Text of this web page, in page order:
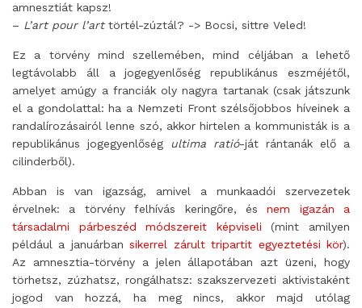
amnesztiát kapsz!
– L’art pour l’arttörtél-zúztál? -> Bocsi, sittre Veled!
Ez a törvény mind szellemében, mind céljában a lehető
legtávolabb áll a jogegyenlőség republikánus eszméjétől,
amelyet amúgy a franciák oly nagyra tartanak (csak játszunk
el a gondolattal: ha a Nemzeti Front szélsőjobbos híveinek a
randalírozásairól lenne szó, akkor hirtelen a kommunisták is a
republikánus jogegyenlőség ultima ratió-ját rántanák elő a
cilinderből).
Abban is van igazság, amivel a munkaadói szervezetek
érvelnek: a törvény felhívás keringőre, ésnem igazán a
társadalmi párbeszéd módszereit képviseli (mint amilyen
például a januárbansikerrel zárult tripartit egyeztetési kör).
Az amnesztia-törvény a jelen állapotában azt üzeni, hogy
törhetsz, zúzhatsz, rongálhatsz: szakszervezeti aktivistaként
jogod van hozzá, ha meg nincs, akkor majd utólag